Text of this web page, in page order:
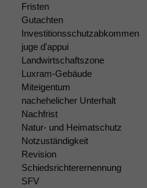
Fristen
Gutachten
Investitionsschutzabkommen
juge d'appui
Landwirtschaftszone
Luxram-Gebäude
Miteigentum
nachehelicher Unterhalt
Nachfrist
Natur- und Heimatschutz
Notzuständigkeit
Revision
Schiedsrichterernennung
SFV